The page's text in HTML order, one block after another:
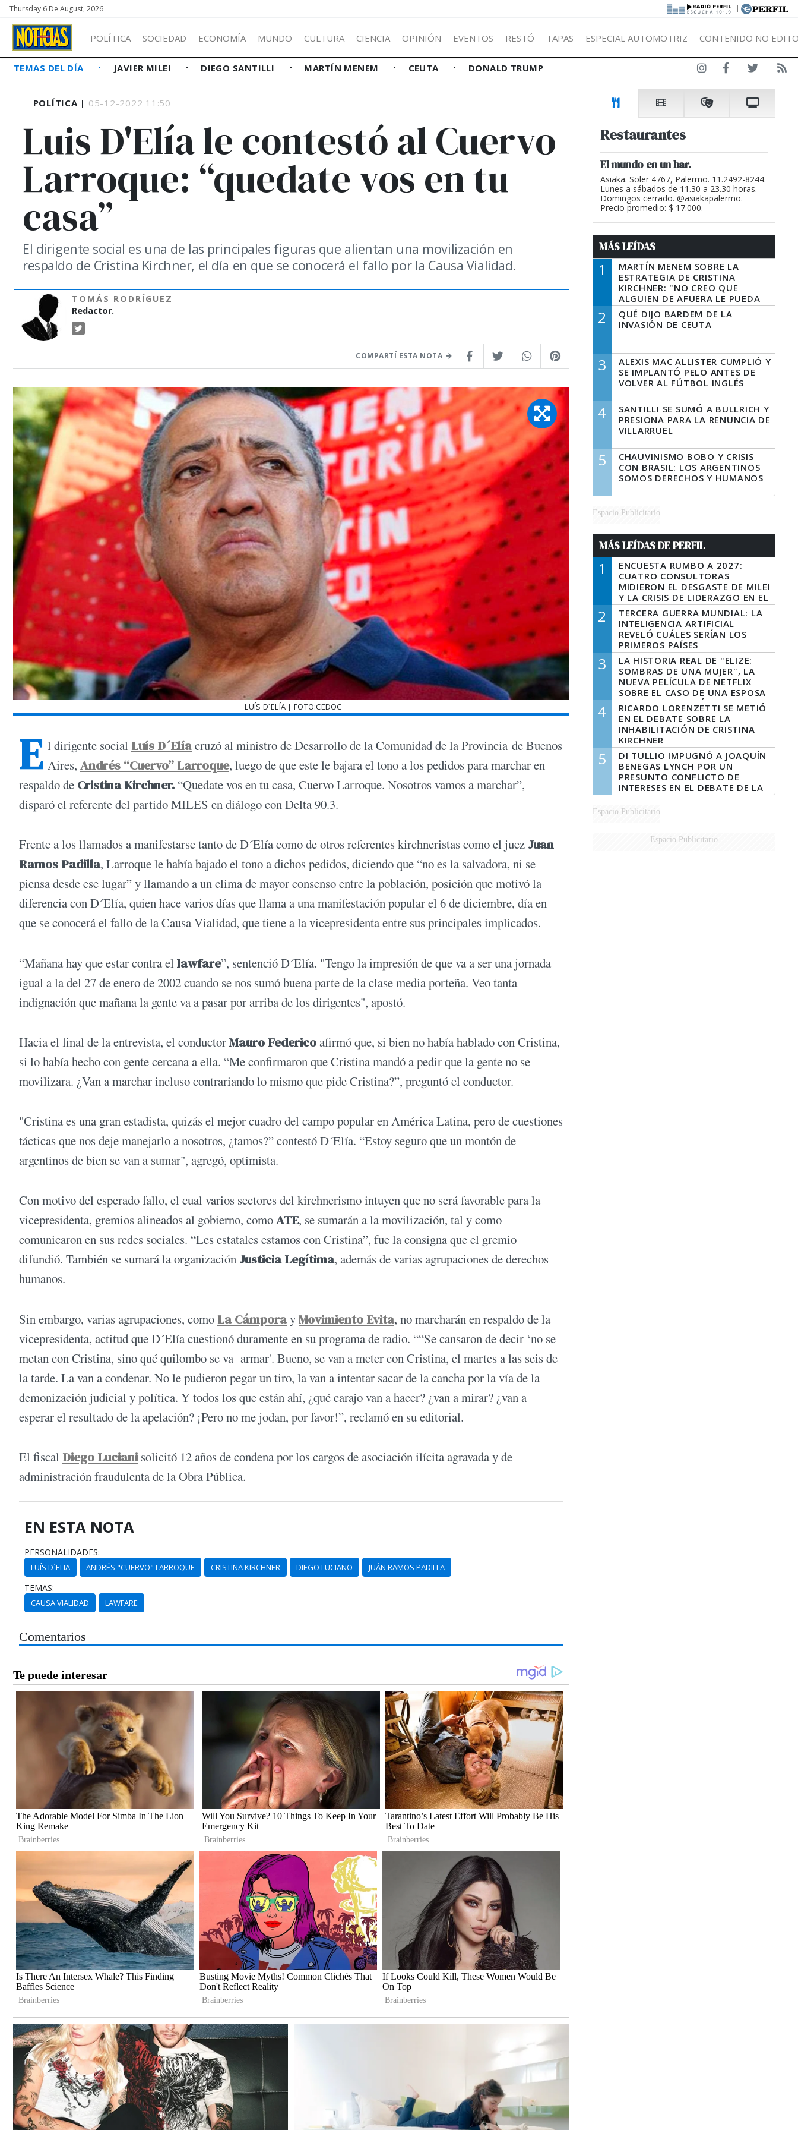
Thursday 6 De August, 2026 |
POLÍTICA SOCIEDAD ECONOMÍA MUNDO CULTURA CIENCIA OPINIÓN EVENTOS RESTÓ TAPAS ESPECIAL AUTOMOTRIZ CONTENIDO NO
TEMAS DEL DÍA JAVIER MILEI DIEGO SANTILLI MARTÍN MENEM CEUTA DONALD TRUMP
POLÍTICA | 05-12-2022 11:50
Luis D'Elía le contestó al Cuervo
Larroque: “quedate vos en tu
casa”
El dirigente social es una de las principales figuras que alientan una movilización en
respaldo de Cristina Kirchner, el día en que se conocerá el fallo por la Causa Vialidad.
TOMÁS RODRÍGUEZ
Redactor.
COMPARTÍ ESTA NOTA
LUÍS D´ELÍA | FOTO:CEDOC
E l dirigente social Luís D´Elíacruzó al ministro de Desarrollo de la Comunidad de la Provincia de Buenos
Aires, Andrés “Cuervo” Larroque, luego de que este le bajara el tono a los pedidos para marchar en
respaldo de Cristina Kirchner. “Quedate vos en tu casa, Cuervo Larroque. Nosotros vamos a marchar”,
disparó el referente del partido MILES en diálogo con Delta 90.3.
Frente a los llamados a manifestarse tanto de D´Elía como de otros referentes kirchneristas como el juez Juan
Ramos Padilla, Larroque le había bajado el tono a dichos pedidos, diciendo que “no es la salvadora, ni se
piensa desde ese lugar” y llamando a un clima de mayor consenso entre la población, posición que motivó la
diferencia con D´Elía, quien hace varios días que llama a una manifestación popular el 6 de diciembre, día en
que se conocerá el fallo de la Causa Vialidad, que tiene a la vicepresidenta entre sus principales implicados.
“Mañana hay que estar contra el lawfare”, sentenció D´Elía. "Tengo la impresión de que va a ser una jornada
igual a la del 27 de enero de 2002 cuando se nos sumó buena parte de la clase media porteña. Veo tanta
indignación que mañana la gente va a pasar por arriba de los dirigentes", apostó.
Hacia el final de la entrevista, el conductorMauro Federicoafirmó que, si bien no había hablado con Cristina,
si lo había hecho con gente cercana a ella. “Me confirmaron que Cristina mandó a pedir que la gente no se
movilizara. ¿Van a marchar incluso contrariando lo mismo que pide Cristina?”, preguntó el conductor.
"Cristina es una gran estadista, quizás el mejor cuadro del campo popular en América Latina, pero de cuestiones
tácticas que nos deje manejarlo a nosotros, ¿tamos?” contestó D´Elía. “Estoy seguro que un montón de
argentinos de bien se van a sumar", agregó, optimista.
Con motivo del esperado fallo, el cual varios sectores del kirchnerismo intuyen que no será favorable para la
vicepresidenta, gremios alineados al gobierno, comoATE, se sumarán a la movilización, tal y como
comunicaron en sus redes sociales. “Les estatales estamos con Cristina”, fue la consigna que el gremio
difundió. También se sumará la organización Justicia Legítima, además de varias agrupaciones de derechos
humanos.
Sin embargo, varias agrupaciones, como La CámporayMovimiento Evita, no marcharán en respaldo de la
vicepresidenta, actitud que D´Elía cuestionó duramente en su programa de radio. ““Se cansaron de decir ‘no se
metan con Cristina, sino qué quilombo se va armar'. Bueno, se van a meter con Cristina, el martes a las seis de
la tarde. La van a condenar. No le pudieron pegar un tiro, la van a intentar sacar de la cancha por la vía de la
demonización judicial y política. Y todos los que están ahí, ¿qué carajo van a hacer? ¿van a mirar? ¿van a
esperar el resultado de la apelación? ¡Pero no me jodan, por favor!”, reclamó en su editorial.
El fiscal Diego Luciani solicitó 12 años de condena por los cargos de asociación ilícita agravada y de
administración fraudulenta de la Obra Pública.
EN ESTA NOTA
PERSONALIDADES:
LUÍS D´ELIA ANDRÉS "CUERVO" LARROQUE CRISTINA KIRCHNER DIEGO LUCIANO JUÁN RAMOS PADILLA
TEMAS:
CAUSA VIALIDAD LAWFARE
Comentarios
Restaurantes
El mundo en un bar.
Asiaka. Soler 4767, Palermo. 11.2492-8244.
Lunes a sábados de 11.30 a 23.30 horas.
Domingos cerrado. @asiakapalermo.
Precio promedio: $ 17.000.
MÁS LEÍDAS
1
MARTÍN MENEM SOBRE LA
ESTRATEGIA DE CRISTINA
KIRCHNER: "NO CREO QUE
ALGUIEN DE AFUERA LE PUEDA
DECIR A LA JUSTICIA LO QUE
TIENE QUE HACER"
2
QUÉ DIJO BARDEM DE LA
INVASIÓN DE CEUTA
3
ALEXIS MAC ALLISTER CUMPLIÓ Y
SE IMPLANTÓ PELO ANTES DE
VOLVER AL FÚTBOL INGLÉS
4
SANTILLI SE SUMÓ A BULLRICH Y
PRESIONA PARA LA RENUNCIA DE
VILLARRUEL
5
CHAUVINISMO BOBO Y CRISIS
CON BRASIL: LOS ARGENTINOS
SOMOS DERECHOS Y HUMANOS
Espacio Publicitario
MÁS LEÍDAS DE PERFIL
1
ENCUESTA RUMBO A 2027:
CUATRO CONSULTORAS
MIDIERON EL DESGASTE DE MILEI
Y LA CRISIS DE LIDERAZGO EN EL
PERONISMO
2
TERCERA GUERRA MUNDIAL: LA
INTELIGENCIA ARTIFICIAL
REVELÓ CUÁLES SERÍAN LOS
PRIMEROS PAÍSES
LATINOAMERICANOS EN SER
DERROTADOS
3
LA HISTORIA REAL DE "ELIZE:
SOMBRAS DE UNA MUJER", LA
NUEVA PELÍCULA DE NETFLIX
SOBRE EL CASO DE UNA ESPOSA
QUE DESCUARTIZÓ A SU
MARIDO
4
RICARDO LORENZETTI SE METIÓ
EN EL DEBATE SOBRE LA
INHABILITACIÓN DE CRISTINA
KIRCHNER
5
DI TULLIO IMPUGNÓ A JOAQUÍN
BENEGAS LYNCH POR UN
PRESUNTO CONFLICTO DE
INTERESES EN EL DEBATE DE LA
LEY DE TIERRAS
Espacio Publicitario
Espacio Publicitario